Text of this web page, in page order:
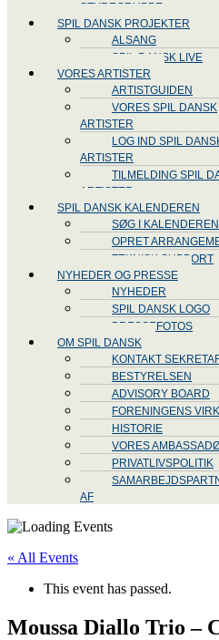
STYREGRUPPE
SPIL DANSK PROJEKTER
ALSANG
SPIL DANSK LIVE
VORES ARTISTER
ARTISTGUIDEN
VORES SPIL DANSK
ARTISTER
LOG IND SPIL
ARTISTER
TILMELDING SPIL
ARTISTER
SPIL DANSK KALENDEREN
SØG I KALENDEREN
OPRET
TEKNISK SUPPORT
NYHEDER OG PRESSE
NYHEDER
SPIL DANSK LOGO
PRESSEFOTOS
OM SPIL DANSK
KONTAKT
BESTYRELSEN
ADVISORY BOARD
FORENINGENS
HISTORIE
VORES
PRIVATLIVSPOLITIK
AF
« All Events
This event has passed.
Moussa Diallo Trio –